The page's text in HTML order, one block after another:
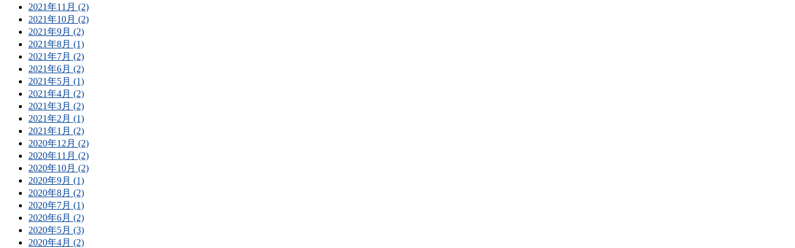
2021年11月 (2)
2021年10月 (2)
2021年9月 (2)
2021年8月 (1)
2021年7月 (2)
2021年6月 (2)
2021年5月 (1)
2021年4月 (2)
2021年3月 (2)
2021年2月 (1)
2021年1月 (2)
2020年12月 (2)
2020年11月 (2)
2020年10月 (2)
2020年9月 (1)
2020年8月 (2)
2020年7月 (1)
2020年6月 (2)
2020年5月 (3)
2020年4月 (2)